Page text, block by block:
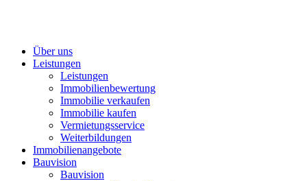
Über uns
Leistungen
Leistungen
Immobilienbewertung
Immobilie verkaufen
Immobilie kaufen
Vermietungsservice
Weiterbildungen
Immobilienangebote
Bauvision
Bauvision